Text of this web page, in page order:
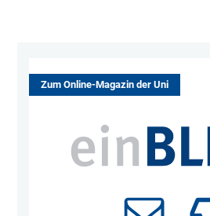
Zum Online-Magazin der Uni